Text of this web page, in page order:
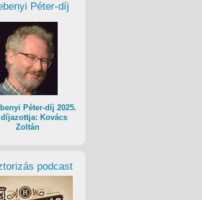
Péter-díj
Péter-díj 2025.
Kovács
Zoltán
podcast